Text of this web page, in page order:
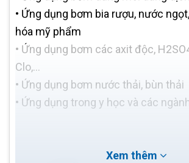
• Ứng dụng bơm bia rượu, nước
hóa mỹ phẩm
• Ứng dụng bơm các axit độc,
Clo,…
• Ứng dụng bơm nước thải, bùn thải
• Ứng dụng trong y học và các
Xem thêm